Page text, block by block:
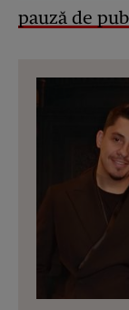
pauză de